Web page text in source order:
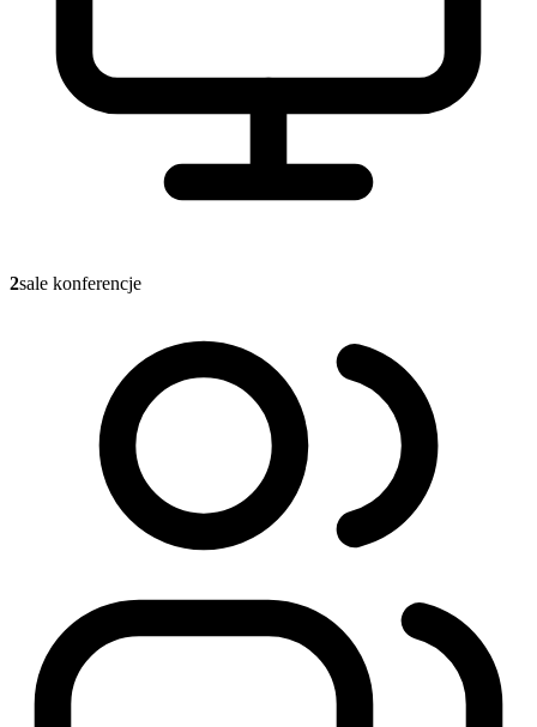
2sale konferencje